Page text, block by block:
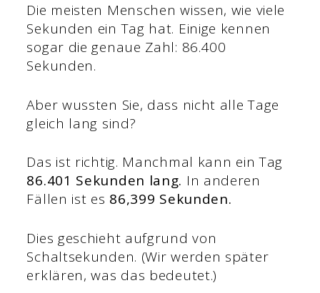
Die meisten Menschen wissen, wie viele
Sekunden ein Tag hat. Einige kennen
sogar die genaue Zahl: 86.400
Sekunden.
Aber wussten Sie, dass nicht alle Tage
gleich lang sind?
Das ist richtig. Manchmal kann ein Tag
86.401 Sekunden lang. In anderen
Fällen ist es 86,399 Sekunden.
Dies geschieht aufgrund von
Schaltsekunden. (Wir werden später
erklären, was das bedeutet.)